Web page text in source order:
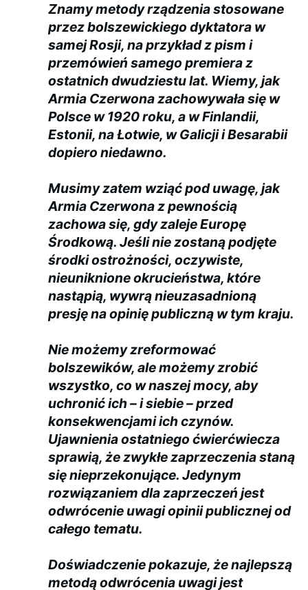
Znamy metody rządzenia stosowane
przez bolszewickiego dyktatora w
samej Rosji, na przykład z pism i
przemówień samego premiera z
ostatnich dwudziestu lat. Wiemy, jak
Armia Czerwona zachowywała się w
Polsce w 1920 roku, a w Finlandii,
Estonii, na Łotwie, w Galicji i Besarabii
dopiero niedawno.
Musimy zatem wziąć pod uwagę, jak
Armia Czerwona z pewnością
zachowa się, gdy zaleje Europę
Środkową. Jeśli nie zostaną podjęte
środki ostrożności, oczywiste,
nieuniknione okrucieństwa, które
nastąpią, wywrą nieuzasadnioną
presję na opinię publiczną w tym kraju.
Nie możemy zreformować
bolszewików, ale możemy zrobić
wszystko, co w naszej mocy, aby
uchronić ich – i siebie – przed
konsekwencjami ich czynów.
Ujawnienia ostatniego ćwierćwiecza
sprawią, że zwykłe zaprzeczenia staną
się nieprzekonujące. Jedynym
rozwiązaniem dla zaprzeczeń jest
odwrócenie uwagi opinii publicznej od
całego tematu.
Doświadczenie pokazuje, że najlepszą
metodą odwrócenia uwagi jest